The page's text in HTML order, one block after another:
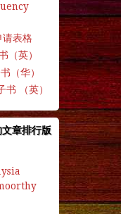
表格
（英）
（华）
（英）
章排行版